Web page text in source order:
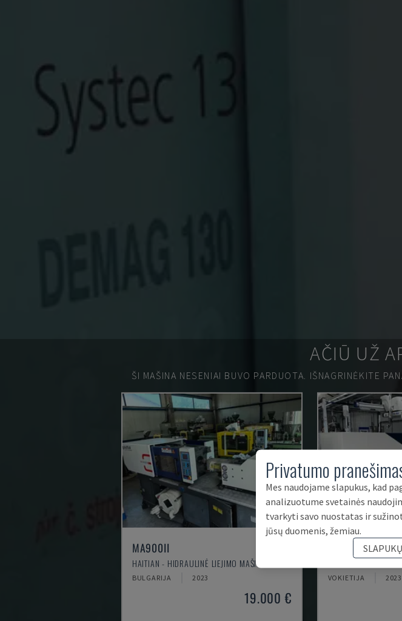
AČIŪ UŽ
ŠI MAŠINA NESENIAI BUVO PARDUOTA. IŠNAGRINĖKITE
MA900ІІ
HAITIAN - HIDRAULINĖ LIEJIMO MAŠINA
BULGARIJA 2023
19.000 €
NEO.E55/E110H
VOKIETIJA 2023
Privatumo
Mes naudojame slapukus, kad
analizuotume svetainės
tvarkyti savo nuostatas ir
jūsų duomenis, žemiau.